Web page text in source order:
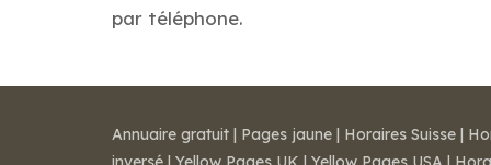
par téléphone.
Annuaire gratuit | Pages jaune | Horaires Suisse |